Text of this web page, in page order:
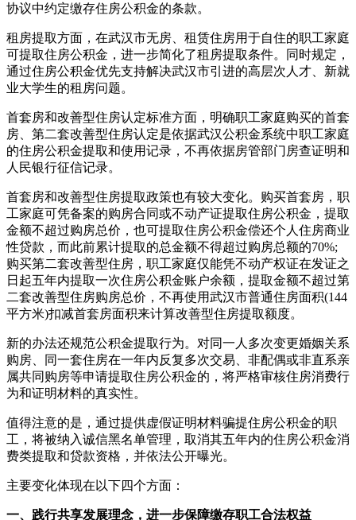
协议中约定缴存住房公积金的条款。
租房提取方面，在武汉市无房、租赁住房用于自住的职工家庭
可提取住房公积金，进一步简化了租房提取条件。同时规定，
通过住房公积金优先支持解决武汉市引进的高层次人才、新就
业大学生的租房问题。
首套房和改善型住房认定标准方面，明确职工家庭购买的首套
房、第二套改善型住房认定是依据武汉公积金系统中职工家庭
的住房公积金提取和使用记录，不再依据房管部门房查证明和
人民银行征信记录。
首套房和改善型住房提取政策也有较大变化。购买首套房，职
工家庭可凭备案的购房合同或不动产证提取住房公积金，提取
金额不超过购房总价，也可提取住房公积金偿还个人住房商业
性贷款，而此前累计提取的总金额不得超过购房总额的70%;
购买第二套改善型住房，职工家庭仅能凭不动产权证在发证之
日起五年内提取一次住房公积金账户余额，提取金额不超过第
二套改善型住房购房总价，不再使用武汉市普通住房面积(144
平方米)扣减首套房面积来计算改善型住房提取额度。
新的办法还规范公积金提取行为。对同一人多次变更婚姻关系
购房、同一套住房在一年内反复多次交易、非配偶或非直系亲
属共同购房等申请提取住房公积金的，将严格审核住房消费行
为和证明材料的真实性。
值得注意的是，通过提供虚假证明材料骗提住房公积金的职
工，将被纳入诚信黑名单管理，取消其五年内的住房公积金消
费类提取和贷款资格，并依法公开曝光。
主要变化体现在以下四个方面：
一、践行共享发展理念，进一步保障缴存职工合法权益